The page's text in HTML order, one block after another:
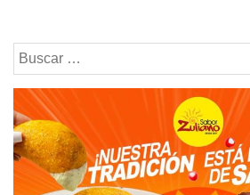
Buscar: